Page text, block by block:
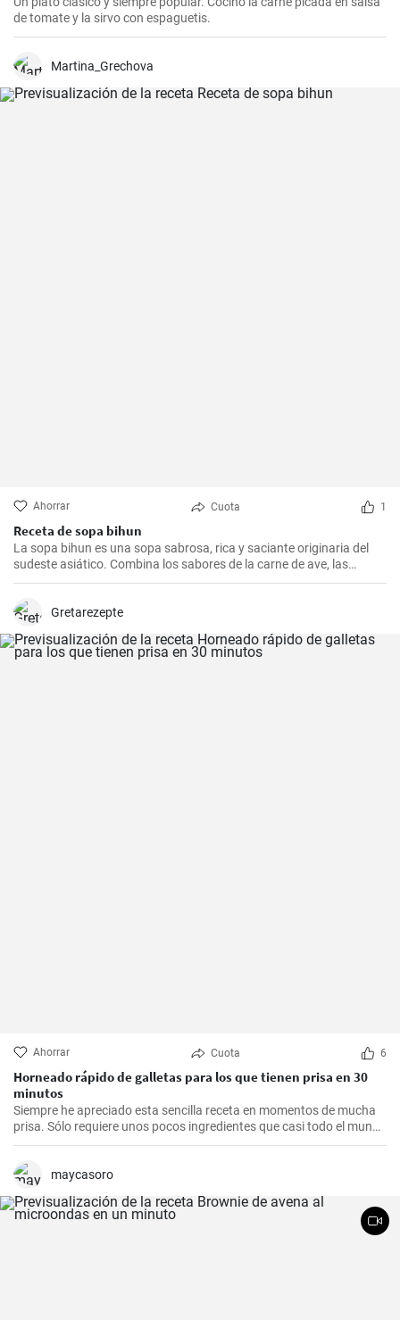
de tomate y la sirvo con espaguetis.
Martina_Grechova
Ahorrar Cuota 1
Receta de sopa bihun
La sopa bihun es una sopa sabrosa, rica y saciante originaria del
sudeste asiático. Combina los sabores de la carne de ave, las
verduras y los fideos de arroz en una sola olla. En casa la
Gretarezepte
Ahorrar Cuota 6
Horneado rápido de galletas para los que tienen prisa en 30
minutos
Siempre he apreciado esta sencilla receta en momentos de mucha
prisa. Sólo requiere unos pocos ingredientes que casi todo el mundo
tiene en casa, y en apenas 30 minutos puedes estar disfrutando de
sabor dulce, siempre eran un éxito para las visitas improvisadas y
para compartir con amigos y familiares.
maycasoro